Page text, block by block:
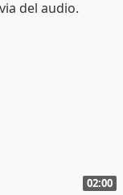
02:00